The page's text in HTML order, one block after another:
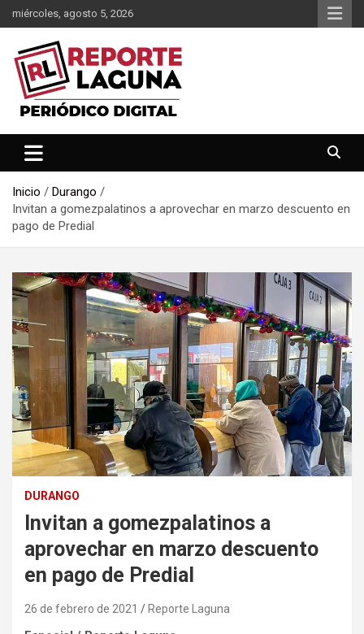
Saltar
al
contenido
miércoles, agosto 5, 2026
Reporte Laguna
Inicio
Durango
Invitan a gomezpalatinos a aprovechar en marzo descuento en
pago de Predial
DURANGO
Invitan a gomezpalatinos a
aprovechar en marzo descuento
en pago de Predial
26 de febrero de 2021 Reporte Laguna